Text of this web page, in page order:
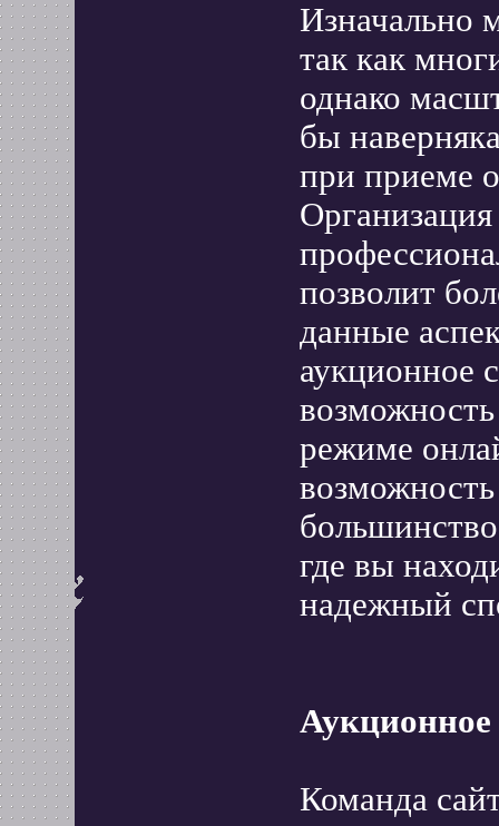
Изначально
так как
однако
бы
при приеме
позволит
данные
аукционное
возможность
режиме
где вы
надежный
Аукционное
Команда